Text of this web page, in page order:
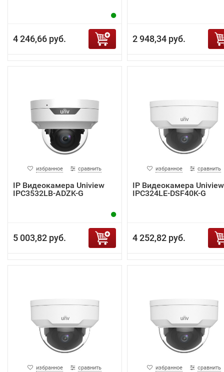
4 246,66 руб. 2 948,34 руб.
избранное сравнить
IP Видеокамера Uniview
IPC3532LB-ADZK-G
5 003,82 руб.
избранное сравнить
IP Видеокамера Uniview
IPC324LE-DSF40K-G
4 252,82 руб.
избранное сравнить избранное сравнить